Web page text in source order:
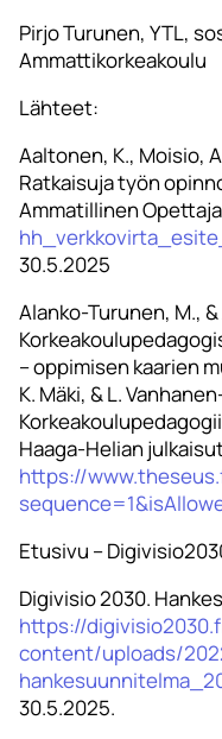
Pirjo Turunen, YTL,
Ammattikorkeakoulu
Lähteet:
Aaltonen, K., Moisio,
Ratkaisuja työn
Ammatillinen
30.5.2025
Alanko-Turunen, M.,
– oppimisen kaarien
K. Mäki, & L.
Haaga-Helian
https://
Etusivu –
Digivisio 2030.
https://
content/uploads/
30.5.2025.